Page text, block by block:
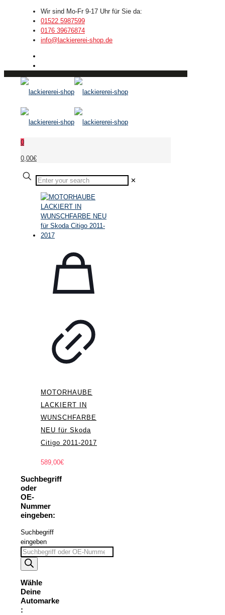
Wir sind Mo-Fr 9-17 Uhr für Sie da:
01522 5987599
0176 39676874
info@lackiererei-shop.de
0
0,00€
✕
MOTORHAUBE
LACKIERT IN
WUNSCHFARBE
NEU für Skoda
Citigo 2011-2017
589,00€
Suchbegriff
oder
OE-
Nummer
eingeben:
Suchbegriff
eingeben
Wähle
Deine
Automarke
: